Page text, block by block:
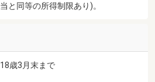
当と同等の所得制限あり)。
18歳3月末まで